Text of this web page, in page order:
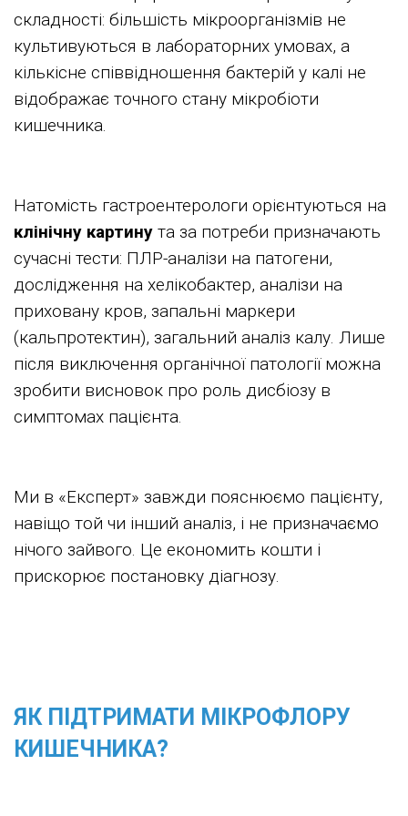
складності: більшість мікроорганізмів не
культивуються в лабораторних умовах, а
кількісне співвідношення бактерій у калі не
відображає точного стану мікробіоти
кишечника.
Натомість гастроентерологи орієнтуються на
клінічну картину та за потреби призначають
сучасні тести: ПЛР-аналізи на патогени,
дослідження на хелікобактер, аналізи на
приховану кров, запальні маркери
(кальпротектин), загальний аналіз калу. Лише
після виключення органічної патології можна
зробити висновок про роль дисбіозу в
симптомах пацієнта.
Ми в «Експерт» завжди пояснюємо пацієнту,
навіщо той чи інший аналіз, і не призначаємо
нічого зайвого. Це економить кошти і
прискорює постановку діагнозу.
ЯК ПІДТРИМАТИ МІКРОФЛОРУ
КИШЕЧНИКА?